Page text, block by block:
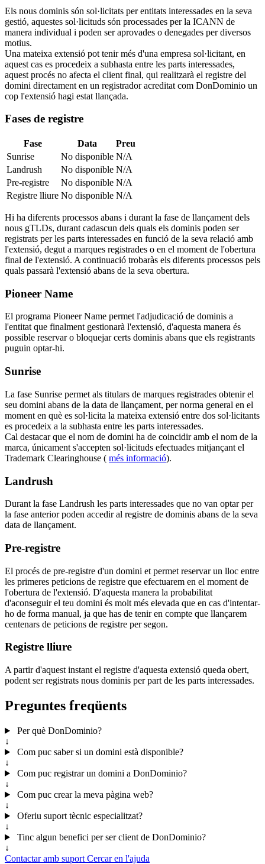
Els nous dominis són sol·licitats per entitats interessades en la seva
gestió, aquestes sol·licituds són processades per la ICANN de
manera individual i poden ser aprovades o denegades per diversos
motius.
Una mateixa extensió pot tenir més d'una empresa sol·licitant, en
aquest cas es procedeix a subhasta entre les parts interessades,
aquest procés no afecta el client final, qui realitzarà el registre del
domini directament en un registrador acreditat com DonDominio un
cop l'extensió hagi estat llançada.
Fases de registre
Fase Data
Preu
Sunrise
No disponible N/A
Landrush
No disponible N/A
Pre-registre
No disponible N/A
Registre lliure No disponible N/A
Hi ha diferents processos abans i durant la fase de llançament dels
nous gTLDs, durant cadascun dels quals els dominis poden ser
registrats per les parts interessades en funció de la seva relació amb
l'extensió, degut a marques registrades o en el moment de l'obertura
final de l'extensió. A continuació trobaràs els diferents processos pels
quals passarà l'extensió abans de la seva obertura.
Pioneer Name
El programa Pioneer Name permet l'adjudicació de dominis a
l'entitat que finalment gestionarà l'extensió, d'aquesta manera és
possible reservar o bloquejar certs dominis abans que els registrants
puguin optar-hi.
Sunrise
La fase Sunrise permet als titulars de marques registrades obtenir el
seu domini abans de la data de llançament, per norma general en el
moment en què es sol·licita la mateixa extensió entre dos sol·licitants
es procedeix a la subhasta entre les parts interessades.
Cal destacar que el nom de domini ha de coincidir amb el nom de la
marca, únicament s'accepten sol·licituds efectuades mitjançant el
Trademark Clearinghouse ( més informació).
Landrush
Durant la fase Landrush les parts interessades que no van optar per
la fase anterior poden accedir al registre de dominis abans de la seva
data de llançament.
Pre-registre
El procés de pre-registre d'un domini et permet reservar un lloc entre
les primeres peticions de registre que efectuarem en el moment de
l'obertura de l'extensió. D'aquesta manera la probabilitat
d'aconseguir el teu domini és molt més elevada que en cas d'intentar-
ho de forma manual, ja que has de tenir en compte que llançarem
centenars de peticions de registre per segon.
Registre lliure
A partir d'aquest instant el registre d'aquesta extensió queda obert,
podent ser registrats nous dominis per part de les parts interessades.
Preguntes freqüents
Per què DonDominio?
↓
Com puc saber si un domini està disponible?
↓
Com puc registrar un domini a DonDominio?
↓
Com puc crear la meva pàgina web?
↓
Oferiu suport tècnic especialitzat?
↓
Tinc algun benefici per ser client de DonDominio?
↓
Contactar amb suport Cercar en l'ajuda